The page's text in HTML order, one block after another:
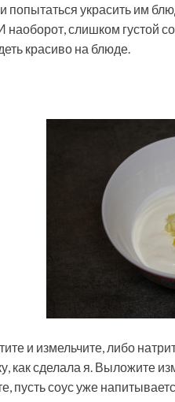
попытаться украсить им
наоборот, слишком густой
красиво на блюде.
и измельчите, либо
как сделала я. Выложите
пусть соус уже